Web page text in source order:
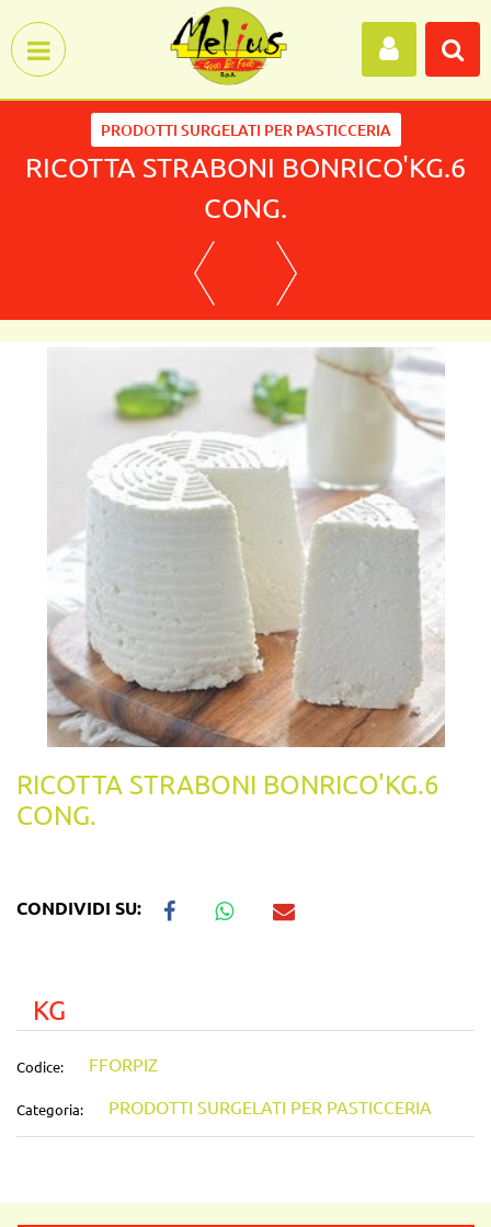
PRODOTTI SURGELATI PER PASTICCERIA
RICOTTA STRABONI BONRICO'KG.6
CONG.
RICOTTA STRABONI BONRICO'KG.6
CONG.
CONDIVIDI SU:
KG
Codice: FFORPIZ
Categoria: PRODOTTI SURGELATI PER PASTICCERIA